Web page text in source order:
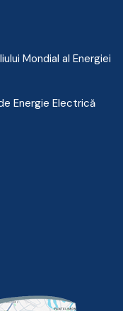
Mondial al Energiei
Energie Electrică